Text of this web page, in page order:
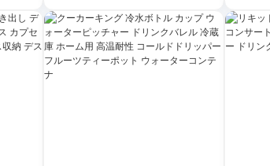
プ オフィスティーインフューザ
ー付き